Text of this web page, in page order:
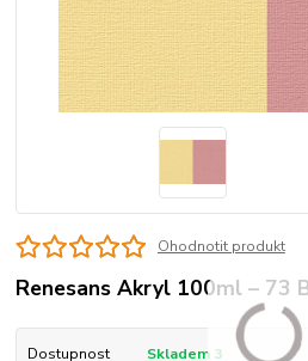
Ohodnotit produkt
Renesans Akryl 100ml – 73
Dostupnost Skladem 3